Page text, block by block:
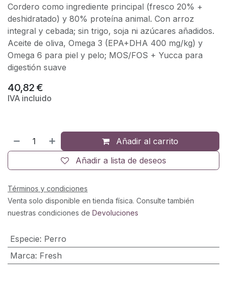
Cordero como ingrediente principal (fresco 20% +
deshidratado) y 80% proteína animal. Con arroz
integral y cebada; sin trigo, soja ni azúcares añadidos.
Aceite de oliva, Omega 3 (EPA+DHA 400 mg/kg) y
Omega 6 para piel y pelo; MOS/FOS + Yucca para
digestión suave
40,82€
IVA incluido
Añadir al carrito
Añadir a lista de deseos
Términos y condiciones
Venta solo disponible en tienda física. Consulte también
nuestras condiciones de Devoluciones
Especie: Perro
Marca: Fresh